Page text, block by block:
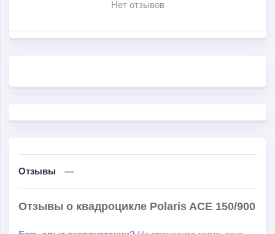
Нет отзывов
Отзывы
Отзывы о квадроцикле Polaris ACE 150/900